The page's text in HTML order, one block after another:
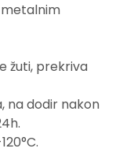
metalnim
žuti, prekriva
na dodir nakon